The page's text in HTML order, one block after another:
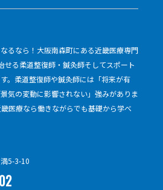
るなら！大阪南森町にある近畿医療専門
せる柔道整復師・鍼灸師そしてスポート
。柔道整復師や鍼灸師には「将来が有
気の変動に影響されない」強みがありま
医療なら働きながらでも基礎から学べ
5-3-10